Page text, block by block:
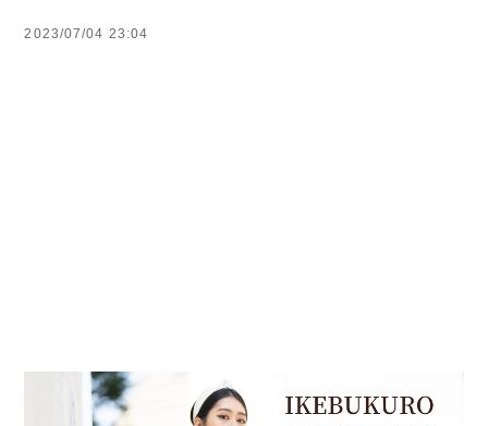
2023/07/04 23:04